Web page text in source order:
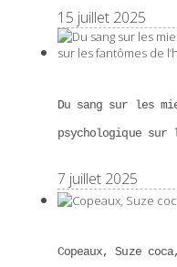
15 juillet 2025
Du sang sur les
psychologique
7 juillet 2025
Copeaux, Suze